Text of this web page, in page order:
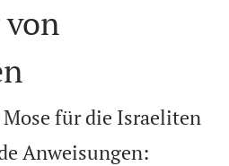
Mose für die Israeliten
Anweisungen: